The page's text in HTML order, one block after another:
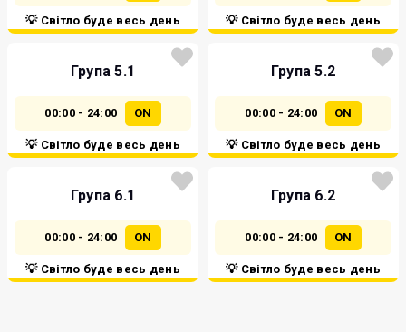
💡 Світло буде весь день 💡 Світло буде весь день
Група 5.1
00:00 - 24:00 ON
💡 Світло буде весь день
Група 5.2
00:00 - 24:00 ON
💡 Світло буде весь день
Група 6.1
00:00 - 24:00 ON
💡 Світло буде весь день
Група 6.2
00:00 - 24:00 ON
💡 Світло буде весь день